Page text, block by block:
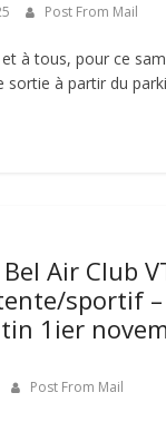
Post From Mail
à tous, pour ce
sortie à partir du
Air Club
sportif
1ier
Post From Mail